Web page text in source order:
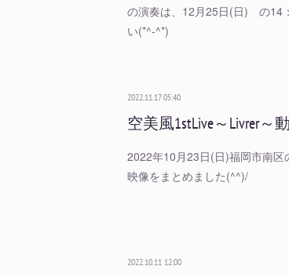
の演奏は、12月25日(日) の14
い(*^-^*)
2022.11.17 05:40
空美風1stLive～Livrer～
2022年10月23日(日)福岡市南
映像をまとめました(^^)/
2022.10.11 12:00